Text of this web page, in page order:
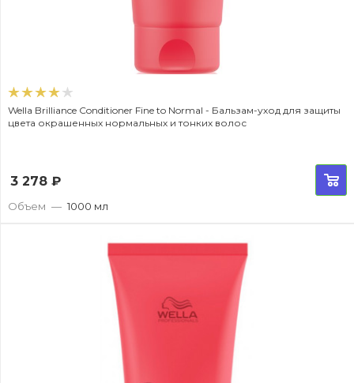
Wella Brilliance Conditioner Fine to Normal - Бальзам-уход для защиты
цвета окрашенных нормальных и тонких волос
3 278 ₽
Объем — 1000 мл